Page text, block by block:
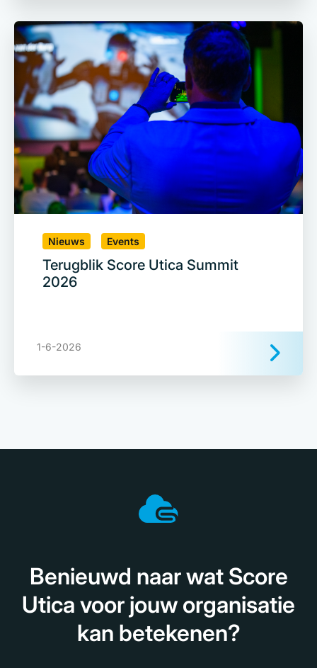
Nieuws Events
Terugblik Score Utica Summit
2026
1-6-2026
Benieuwd naar wat Score
Utica voor jouw organisatie
kan betekenen?